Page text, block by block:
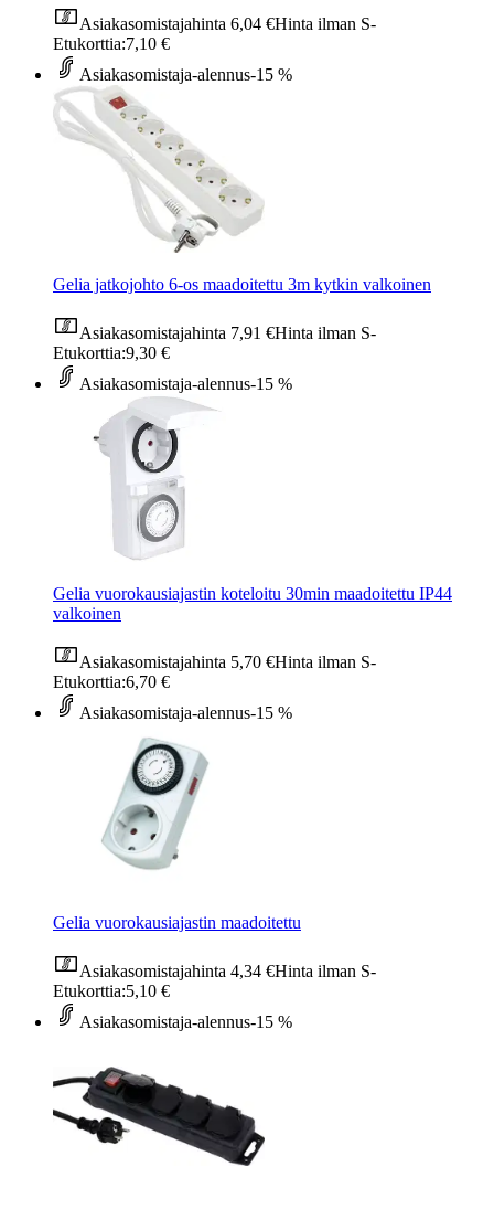
Asiakasomistajahinta 6,04 €Hinta ilman S-
Etukorttia:7,10 €
Asiakasomistaja-alennus-15 %
Gelia jatkojohto 6-os maadoitettu 3m kytkin valkoinen
Asiakasomistajahinta 7,91 €Hinta ilman S-
Etukorttia:9,30 €
Asiakasomistaja-alennus-15 %
Gelia vuorokausiajastin koteloitu 30min maadoitettu IP44
valkoinen
Asiakasomistajahinta 5,70 €Hinta ilman S-
Etukorttia:6,70 €
Asiakasomistaja-alennus-15 %
Gelia vuorokausiajastin maadoitettu
Asiakasomistajahinta 4,34 €Hinta ilman S-
Etukorttia:5,10 €
Asiakasomistaja-alennus-15 %